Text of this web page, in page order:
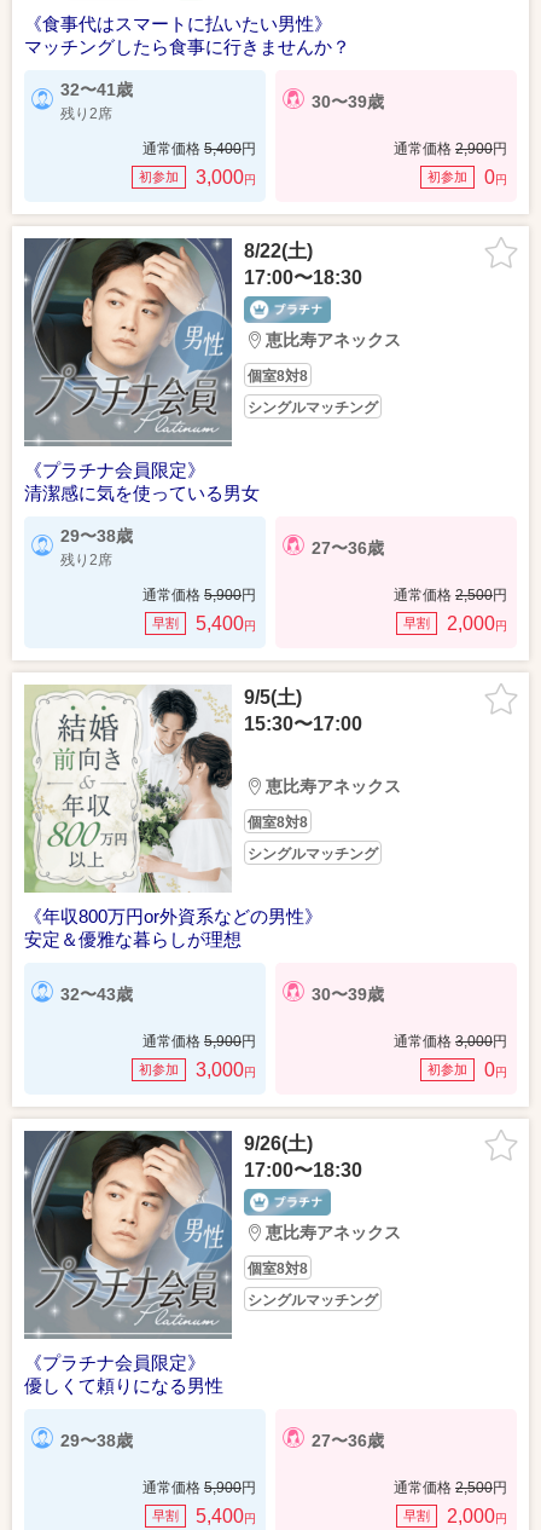
《食事代はスマートに払いたい男性》
マッチングしたら食事に行きませんか？
32〜41歳
残り2席
通常価格 5,400円
初参加 3,000円
30〜39歳
通常価格 2,900円
初参加 0円
8/22(土)
17:00〜18:30
恵比寿アネックス
個室8対8
シングルマッチング
《プラチナ会員限定》
清潔感に気を使っている男女
29〜38歳
残り2席
通常価格 5,900円
早割 5,400円
27〜36歳
通常価格 2,500円
早割 2,000円
9/5(土)
15:30〜17:00
恵比寿アネックス
個室8対8
シングルマッチング
《年収800万円or外資系などの男性》
安定＆優雅な暮らしが理想
32〜43歳
通常価格 5,900円
初参加 3,000円
30〜39歳
通常価格 3,000円
初参加 0円
9/26(土)
17:00〜18:30
恵比寿アネックス
個室8対8
シングルマッチング
《プラチナ会員限定》
優しくて頼りになる男性
29〜38歳
通常価格 5,900円
早割 5,400円
27〜36歳
通常価格 2,500円
早割 2,000円